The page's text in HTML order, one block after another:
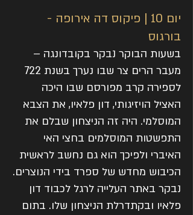
יום 10 | פיקוס דה אירופה -
בורגוס
בשעות הבוקר נבקר בקובדונגה –
מעבר הרים צר שבו נערך בשנת 722
לספירה קרב מפורסם שבו היכה
האציל הויזיגותי, דון פלאיו, את הצבא
המוסלמי. היה זה הניצחון שבלם את
התפשטות המוסלמים בחצי האי
האיברי ולפיכך הוא גם נחשב לראשית
הכיבוש מחדש של ספרד בידי הנוצרים.
נבקר באתר העלייה לרגל לכבוד דון
פלאיו ובקתדרלת הניצחון שלו. בתום